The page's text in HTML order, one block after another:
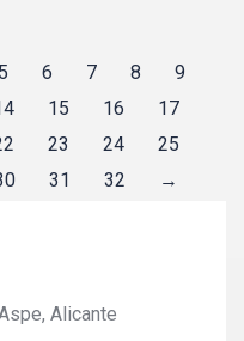
5 6 7 8
9
15 16
17
23 24
25
31 32 →
Alicante